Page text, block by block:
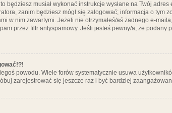
będziesz musiał wykonać instrukcje wysłane na Twój
zanim będziesz mógł się zalogować; informacja o tym
w nim zawartymi. Jeżeli nie otrzymałeś/aś żadnego e-
przez filtr antyspamowy. Jeśli jesteś pewny/a, że podany
powodu. Wiele forów systematycznie usuwa
zarejestrować się jeszcze raz i być bardziej